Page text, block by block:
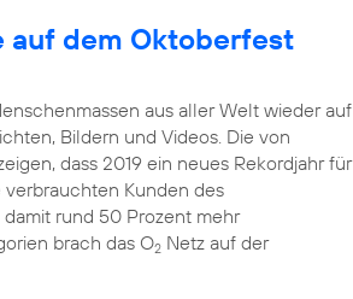
auf dem Oktoberfest
aus aller Welt wieder auf
Bildern und Videos. Die von
dass 2019 ein neues Rekordjahr für
verbrauchten Kunden des
rund 50 Prozent mehr
brach das O2 Netz auf der